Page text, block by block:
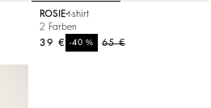
ROSIE t-shirt
2 Farben
65 €
-40%
39 €